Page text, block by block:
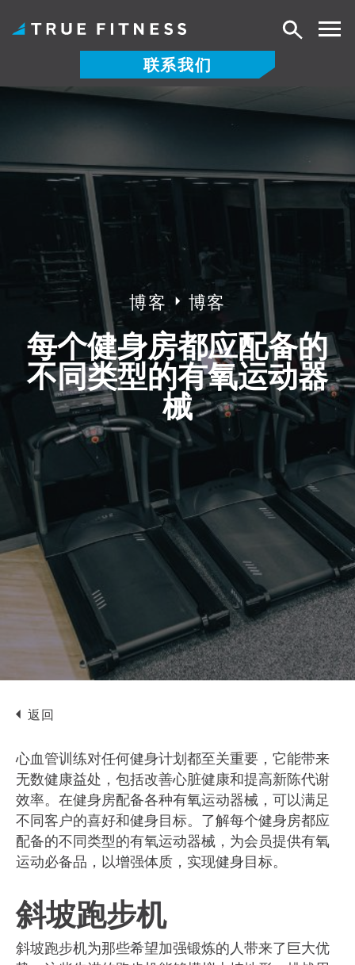
跳
联系我们
搜
博客 博客
每个健身房都应配备的
不同类型的有氧运动器
械
返回
心血管训练对任何健身计划都至关重要，它能带来
无数健康益处，包括改善心脏健康和提高新陈代谢
效率。在健身房配备各种有氧运动器械，可以满足
不同客户的喜好和健身目标。了解每个健身房都应
配备的不同类型的有氧运动器械，为会员提供有氧
运动必备品，以增强体质，实现健身目标。
斜坡跑步机
斜坡跑步机为那些希望加强锻炼的人带来了巨大优